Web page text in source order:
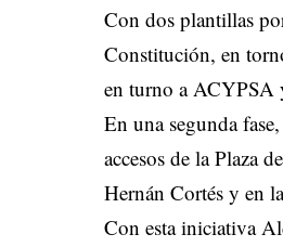
Con dos plantillas
Constitución, en
en turno a
En una segunda
accesos de la Plaza
Hernán Cortés y en
Con esta iniciativa